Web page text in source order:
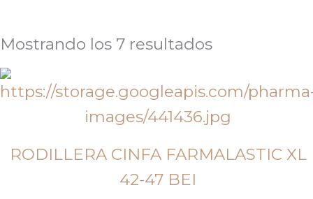
Mostrando los 7 resultados
RODILLERA CINFA FARMALASTIC XL
42-47 BEI